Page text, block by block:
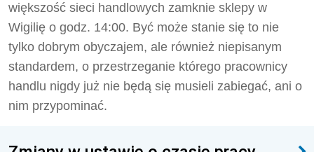
większość sieci handlowych zamknie sklepy w
Wigilię o godz. 14:00. Być może stanie się to nie
tylko dobrym obyczajem, ale również niepisanym
standardem, o przestrzeganie którego pracownicy
handlu nigdy już nie będą się musieli zabiegać, ani o
nim przypominać.